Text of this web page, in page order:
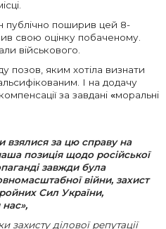
публічно поширив цей 8-
свою оцінку побаченому.
військового.
позов, яким хотіла визнати
І на додачу
за завдані «моральні
взялися за цю справу на
позиція щодо російської
завжди була
війни, захист
Сил України,
нас»,
захисту ділової репутації